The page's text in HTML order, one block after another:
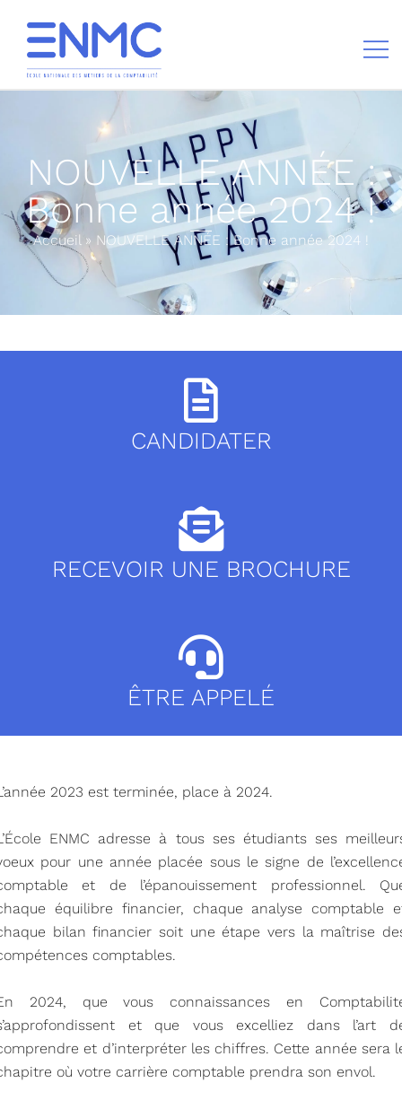
École nationale des métiers de la comptabilité
NOUVELLE ANNÉE :
Bonne année 2024 !
Accueil» NOUVELLE ANNÉE : Bonne année 2024 !
CANDIDATER
RECEVOIR UNE BROCHURE
ÊTRE APPELÉ
2023 est terminée, place à 2024.
ENMC adresse à tous ses étudiants ses
pour une année placée sous le signe de
et de l’épanouissement professionnel.
équilibre financier, chaque analyse comptable
bilan financier soit une étape vers la maîtrise
comptables.
2024, que vous connaissances en
et que vous excelliez dans l’art
et d’interpréter les chiffres. Cette année sera
où votre carrière comptable prendra son envol.